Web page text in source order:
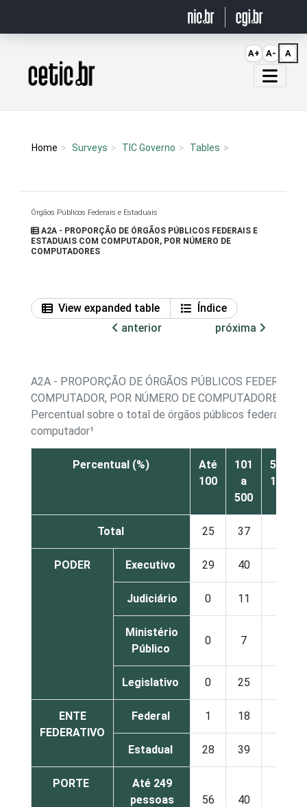
Página inicial
Home Surveys TIC Governo Tables
Órgãos Públicos Federais e Estaduais
A2A - PROPORÇÃO DE ÓRGÃOS PÚBLICOS FEDERAIS E
ESTADUAIS COM COMPUTADOR, POR NÚMERO DE
COMPUTADORES
View expanded table
Índice
anterior
próxima
A2A - PROPORÇÃO DE ÓRGÃOS PÚBLICOS FEDERAIS
COMPUTADOR, POR NÚMERO DE COMPUTADORES
Percentual sobre o total de órgãos públicos federais e
computador¹
Percentual (%)
Até
100
101
a
500
501 a
1.000
Total 25 37
PODER Executivo 29 40
Judiciário 0 11
Ministério
Público
0 7
Legislativo 0 25
ENTE
FEDERATIVO
Federal 1 18
Estadual 28 39
PORTE
Até 249
pessoas
56 40
A+ A- A